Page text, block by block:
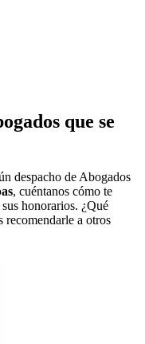
que se
despacho de Abogados
, cuéntanos cómo te
honorarios. ¿Qué
recomendarle a otros